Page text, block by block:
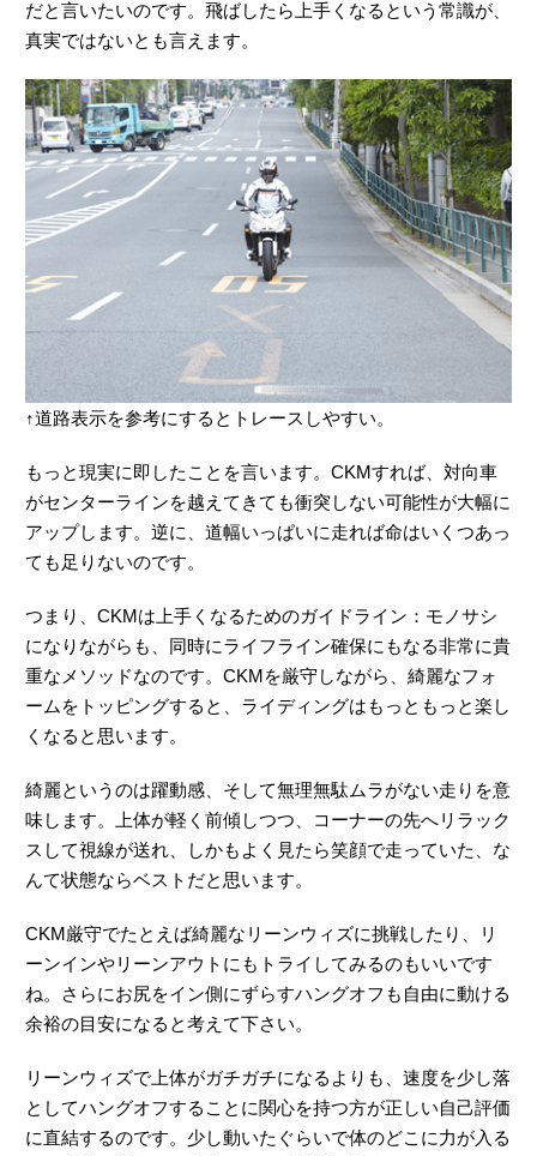
だと言いたいのです。飛ばしたら上手くなるという常識が、
真実ではないとも言えます。
↑道路表示を参考にするとトレースしやすい。
もっと現実に即したことを言います。CKMすれば、対向車
がセンターラインを越えてきても衝突しない可能性が大幅に
アップします。逆に、道幅いっぱいに走れば命はいくつあっ
ても足りないのです。
つまり、CKMは上手くなるためのガイドライン：モノサシ
になりながらも、同時にライフライン確保にもなる非常に貴
重なメソッドなのです。CKMを厳守しながら、綺麗なフォ
ームをトッピングすると、ライディングはもっともっと楽し
くなると思います。
綺麗というのは躍動感、そして無理無駄ムラがない走りを意
味します。上体が軽く前傾しつつ、コーナーの先へリラック
スして視線が送れ、しかもよく見たら笑顔で走っていた、な
んて状態ならベストだと思います。
CKM厳守でたとえば綺麗なリーンウィズに挑戦したり、リ
ーンインやリーンアウトにもトライしてみるのもいいです
ね。さらにお尻をイン側にずらすハングオフも自由に動ける
余裕の目安になると考えて下さい。
リーンウィズで上体がガチガチになるよりも、速度を少し落
としてハングオフすることに関心を持つ方が正しい自己評価
に直結するのです。少し動いたぐらいで体のどこに力が入る